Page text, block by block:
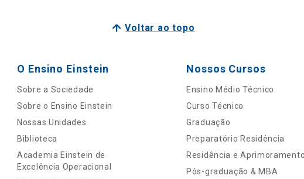
Voltar ao topo
O Ensino Einstein
Sobre a Sociedade
Sobre o Ensino Einstein
Nossas Unidades
Biblioteca
Academia Einstein de
Excelência Operacional
Nossos Cursos
Ensino Médio Técnico
Curso Técnico
Graduação
Preparatório Residência
Residência e Aprimoramento
Pós-graduação & MBA